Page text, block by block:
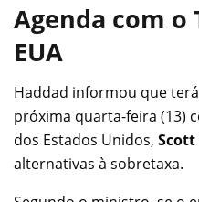
Agenda com o
EUA
Haddad informou que
próxima quarta-feira (13)
dos Estados Unidos, Scott
alternativas à sobretaxa.